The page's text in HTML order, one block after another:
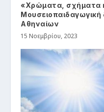
«Χρώματα, σχήματα
Αθηναίων
15 Νοεμβρίου, 2023